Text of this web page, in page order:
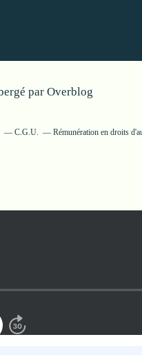
par Overblog
C.G.U. Rémunération en droits